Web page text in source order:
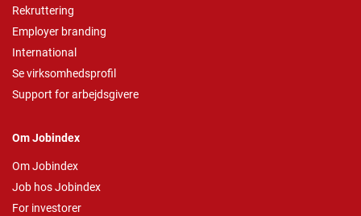
Rekruttering
Employer branding
International
Se virksomhedsprofil
Support for arbejdsgivere
Om Jobindex
Om Jobindex
Job hos Jobindex
For investorer